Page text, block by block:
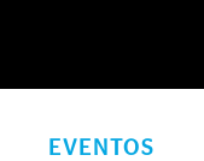
EVENTOS